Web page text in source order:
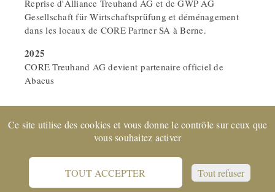
Reprise d'Alliance Treuhand AG et de GWP AG
Gesellschaft für Wirtschaftsprüfung et déménagement
dans les locaux de CORE Partner SA à Berne.
2025
CORE Treuhand AG devient partenaire officiel de
Abacus
Entreprise certifiée EXPERTsuisseet membre de FIDUCIAIRE
| SUISSE © 2022 CORE Partenaires SA
Impressum
Référence Juridique
Ce site utilise des cookies et vous donne le contrôle sur ceux que
vous souhaitez activer
TOUT ACCEPTER Tout refuser